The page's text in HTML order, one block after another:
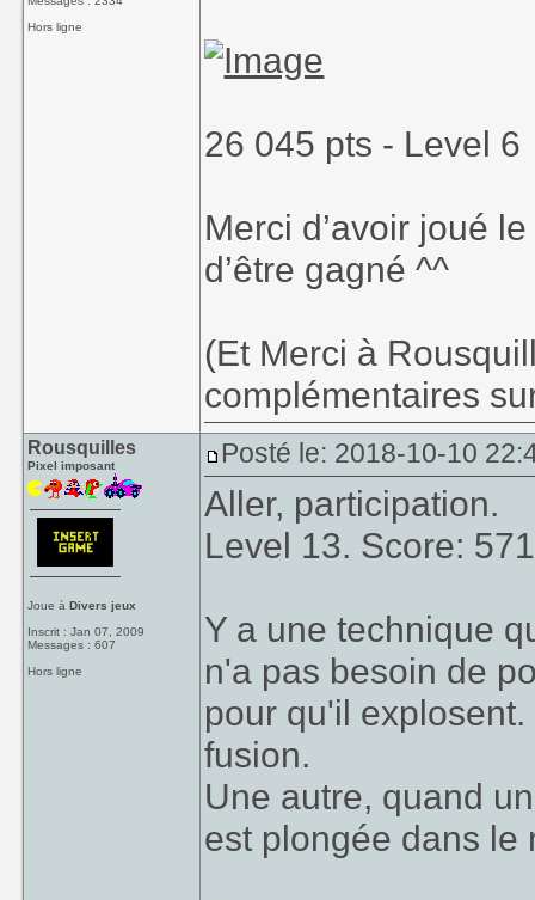
Hors ligne
26 045 pts - Level 6
Merci d’avoir joué
d’être gagné ^^
(Et Merci à
complémentaires
Rousquilles
Pixel imposant
Joue àDivers jeux
Inscrit : Jan 07, 2009
Messages : 607
Hors ligne
Posté le: 2018-10-10
Aller, participation.
Level 13. Score:
Y a une technique
n'a pas besoin de
pour qu'il
fusion.
Une autre, quand
est plongée dans le